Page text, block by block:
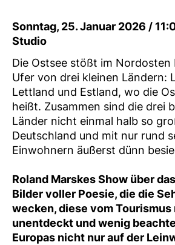
Sonntag, 25. Januar 2026 /
Studio
Die Ostsee stößt im Nordosten
Ufer von drei kleinen Ländern:
Lettland und Estland, wo die
heißt. Zusammen sind die drei
Länder nicht einmal halb so
Deutschland und mit nur rund
Einwohnern äußerst dünn
Roland Marskes Show über
Bilder voller Poesie, die die
wecken, diese vom
unentdeckt und wenig
Europas nicht nur auf der